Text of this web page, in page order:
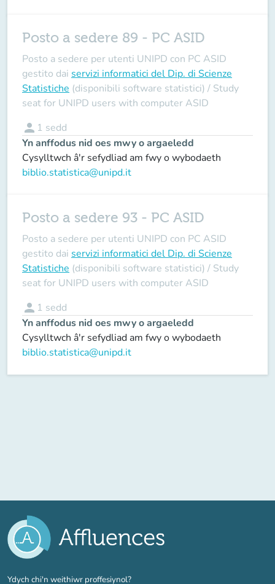
Posto a sedere 89 - PC ASID
Posto a sedere per utenti UNIPD con PC ASID
gestito dai servizi informatici del Dip. di Scienze
Statistiche (disponibili software statistici) / Study
seat for UNIPD users with computer ASID
person 1 sedd
Yn anffodus nid oes mwy o argaeledd
Cysylltwch â'r sefydliad am fwy o wybodaeth
biblio.statistica@unipd.it
Posto a sedere 93 - PC ASID
Posto a sedere per utenti UNIPD con PC ASID
gestito dai servizi informatici del Dip. di Scienze
Statistiche (disponibili software statistici) / Study
seat for UNIPD users with computer ASID
person 1 sedd
Yn anffodus nid oes mwy o argaeledd
Cysylltwch â'r sefydliad am fwy o wybodaeth
biblio.statistica@unipd.it
Ydych chi'n weithiwr proffesiynol?(tab newydd)